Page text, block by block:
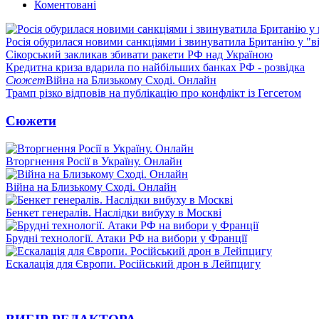
Коментовані
Росія обурилася новими санкціями і звинуватила Британію у
Сікорський закликав збивати ракети РФ над Україною
Кредитна криза вдарила по найбільших банках РФ - розвідка
СюжетВійна на Близькому Сході. Онлайн
Трамп різко відповів на публікацію про конфлікт із Гегсетом
Сюжети
Вторгнення Росії в Україну. Онлайн
Війна на Близькому Сході. Онлайн
Бенкет генералів. Наслідки вибуху в Москві
Брудні технології. Атаки РФ на вибори у Франції
Ескалація для Європи. Російський дрон в Лейпцигу